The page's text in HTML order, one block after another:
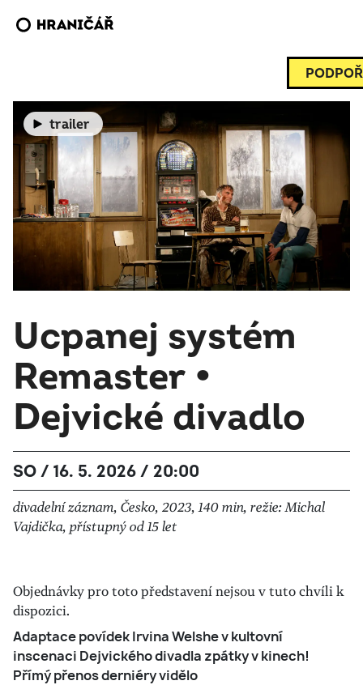
trailer
Ucpanej systém
Remaster •
Dejvické divadlo
SO / 16. 5. 2026 / 20:00
divadelní záznam, Česko, 2023, 140 min, režie: Michal
Vajdička, přístupný od 15 let
Objednávky pro toto představení nejsou v tuto chvíli k
dispozici.
Adaptace povídek Irvina Welshe v kultovní
inscenaci Dejvického divadla zpátky v kinech!
Přímý přenos derniéry vidělo